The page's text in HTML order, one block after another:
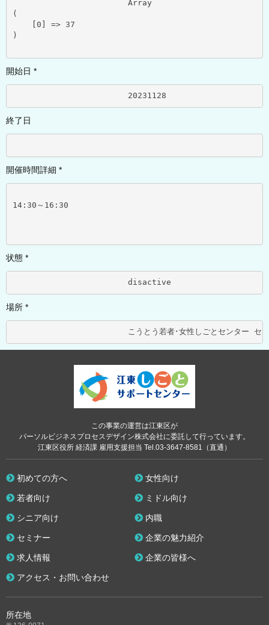
(
    [0] => 37
)
開始日 *
終了日
開催時間詳細 *
14:30～16:30
状態 *
場所 *
この事業の運営は江東区が
パーソルビジネスプロセスデザイン株式会社に委託して行っています。
江東区役所 経済課 雇用支援担当 Tel.03-3647-8581（直通）
所在地
初めての方へ 女性向け
若者向け ミドル向け
シニア向け 内職
セミナー 企業の魅力紹介
求人情報 企業の皆様へ
アクセス・お問い合わせ